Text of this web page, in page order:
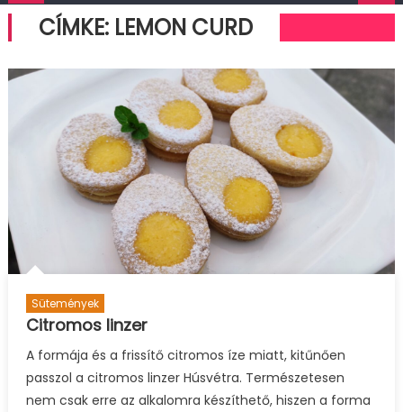
CÍMKE: LEMON CURD
Sütemények
Citromos linzer
A formája és a frissítő citromos íze miatt, kitűnően
passzol a citromos linzer Húsvétra. Természetesen
nem csak erre az alkalomra készíthető, hiszen a forma